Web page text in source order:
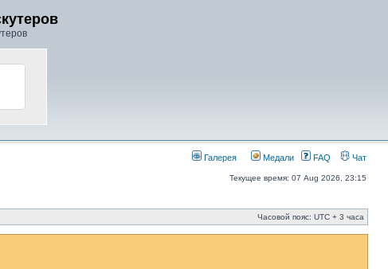
Галерея Медали FAQ Чат
Текущее время: 07 Aug 2026, 23:15
Часовой пояс: UTC + 3 часа